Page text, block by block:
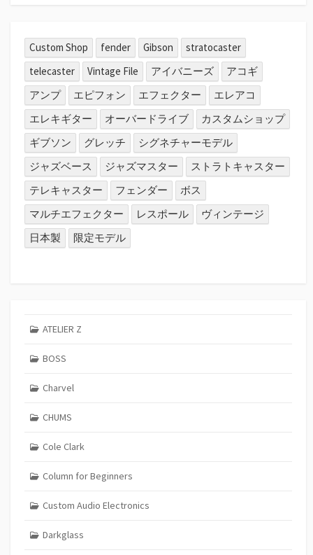
Custom Shop fender Gibson
stratocaster
telecaster
Vintage File アイバニーズ
アコギ
アンプ
エピフォン エフェクター
エレアコ
エレキギター
オーバードライブ
カスタムショップ
ギブソン
グレッチ
シグネチャーモデル
ジャズベース
ジャズマスター
ストラトキャスター
テレキャスター
フェンダー
ボス
マルチエフェクター
レスポール
ヴィンテージ
日本製
限定モデル
ATELIER Z
BOSS
Charvel
CHUMS
Cole Clark
Column for Beginners
Custom Audio Electronics
Darkglass